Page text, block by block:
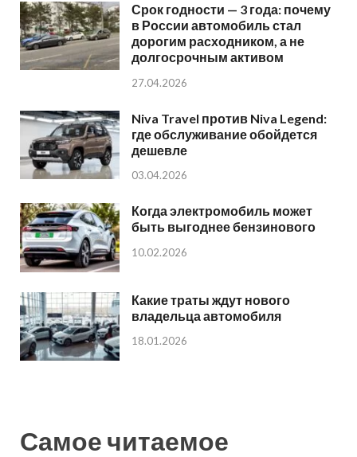
Срок годности — 3 года: почему
в России автомобиль стал
дорогим расходником, а не
долгосрочным активом
27.04.2026
Niva Travel против Niva Legend:
где обслуживание обойдется
дешевле
03.04.2026
Когда электромобиль может
быть выгоднее бензинового
10.02.2026
Какие траты ждут нового
владельца автомобиля
18.01.2026
Самое читаемое